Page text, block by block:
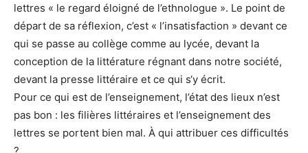
lettres « le regard éloigné de l’ethnologue ». Le point de
départ de sa réflexion, c’est « l’insatisfaction » devant ce
qui se passe au collège comme au lycée, devant la
conception de la littérature régnant dans notre société,
devant la presse littéraire et ce qui s‘y écrit.
Pour ce qui est de l’enseignement, l’état des lieux n’est
pas bon : les filières littéraires et l’enseignement des
lettres se portent bien mal. À qui attribuer ces difficultés